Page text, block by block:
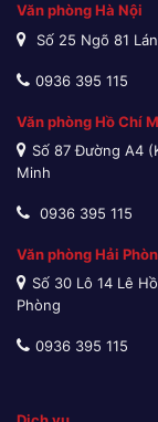
Văn phòng Hà Nội
Số 25 Ngõ 81
0936 395 115
Văn phòng Hồ Chí
Số 87 Đường A4
Minh
0936 395 115
Văn phòng Hải
Số 30 Lô 14 Lê
Phòng
0936 395 115